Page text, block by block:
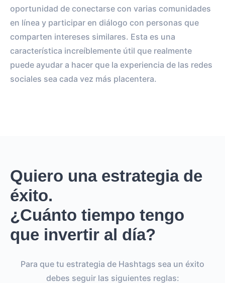
oportunidad de conectarse con varias comunidades
en línea y participar en diálogo con personas que
comparten intereses similares. Esta es una
característica increíblemente útil que realmente
puede ayudar a hacer que la experiencia de las redes
sociales sea cada vez más placentera.
Quiero una estrategia de
éxito.
¿Cuánto tiempo tengo
que invertir al día?
Para que tu estrategia de Hashtags sea un éxito
debes seguir las siguientes reglas: